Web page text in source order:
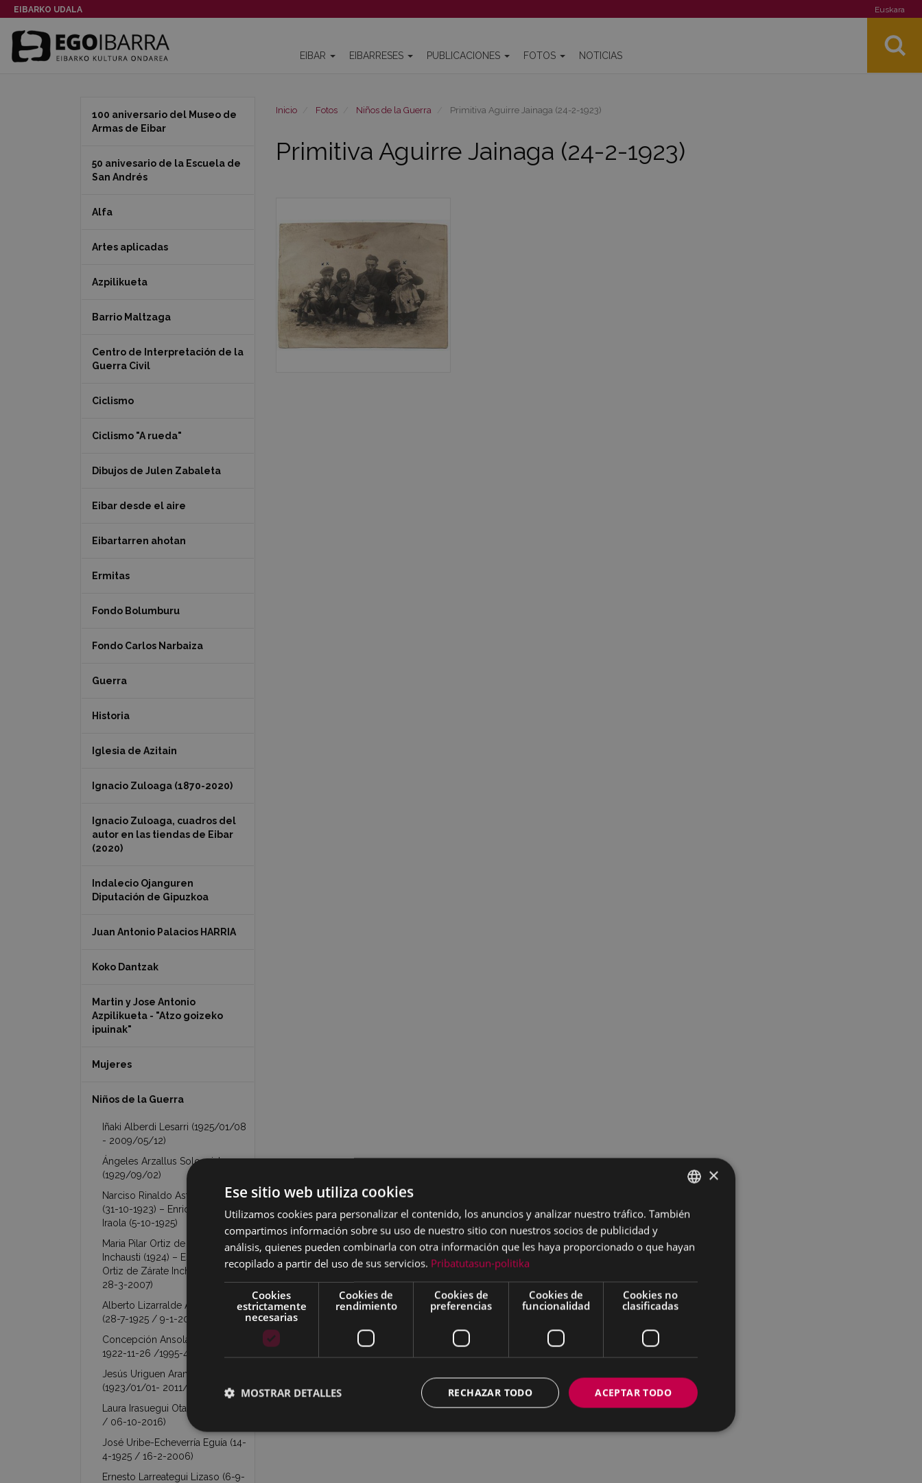
EIBARKO UDALA Euskara
EIBAR EIBARRESES PUBLICACIONES FOTOS NOTICIAS
Inicio Fotos Niños de la Guerra Primitiva Aguirre Jainaga (24-2-1923)
Primitiva Aguirre Jainaga (24-2-1923)
100 aniversario del Museo de
Armas de Eibar
50 anivesario de la Escuela de
San Andrés
Alfa
Artes aplicadas
Azpilikueta
Barrio Maltzaga
Centro de Interpretación de la
Guerra Civil
Ciclismo
Ciclismo "A rueda"
Dibujos de Julen Zabaleta
Eibar desde el aire
Eibartarren ahotan
Ermitas
Fondo Bolumburu
Fondo Carlos Narbaiza
Guerra
Historia
Iglesia de Azitain
Ignacio Zuloaga (1870-2020)
Ignacio Zuloaga, cuadros del
autor en las tiendas de Eibar
(2020)
Indalecio Ojanguren
Diputación de Gipuzkoa
Juan Antonio Palacios HARRIA
Koko Dantzak
Martin y Jose Antonio
Azpilikueta - "Atzo goizeko
ipuinak"
Mujeres
Niños de la Guerra
Iñaki Alberdi Lesarri (1925/01/08
- 2009/05/12)
Ángeles Arzallus Sologaistua
(1929/09/02)
Narciso Rinaldo Astarloa Iraola
(31-10-1923) – Enrique Astarloa
Iraola (5-10-1925)
Maria Pilar Ortiz de Zárate
Inchausti (1924) – Esperanza
Ortiz de Zárate Inchausti (1927 /
28-3-2007)
Alberto Lizarralde Arechavaleta
(28-7-1925 / 9-1-2011)
Concepción Ansola Ocamica (
1922-11-26 /1995-4-3 )
Jesús Uriguen Aranzabal
(1923/01/01- 2011/05/25)
Laura Irasuegui Otal (26-11-1923
/ 06-10-2016)
José Uribe-Echeverría Eguía (14-
4-1925 / 16-2-2006)
Ernesto Larreategui Lizaso (6-9-
BASQUE
×
Ese sitio web utiliza cookies
Utilizamos cookies para personalizar el contenido, los anuncios y analizar nuestro tráfico. También
compartimos información sobre su uso de nuestro sitio con nuestros socios de publicidad y
análisis, quienes pueden combinarla con otra información que les haya proporcionado o que hayan
recopilado a partir del uso de sus servicios. Pribatutasun-politika
Cookies
estrictamente
necesarias
Cookies de
rendimiento
Cookies de
preferencias
Cookies de
funcionalidad
Cookies no
clasificadas
ACEPTAR TODO
RECHAZAR TODO
MOSTRAR DETALLES